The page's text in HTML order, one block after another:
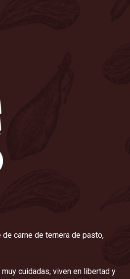
carne de ternera de pasto,
cuidadas, viven en libertad y